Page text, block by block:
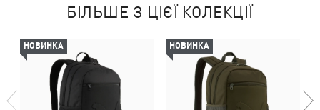
БІЛЬШЕ З ЦІЄЇ КОЛЕКЦІЇ
НОВИНКА НОВИНКА